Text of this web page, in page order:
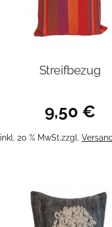
Streifbezug
9,50 €
inkl. 20 % MwSt.zzgl.